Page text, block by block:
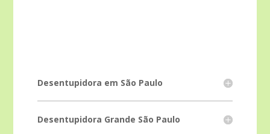
Desentupidora em São Paulo
Desentupidora Grande São Paulo